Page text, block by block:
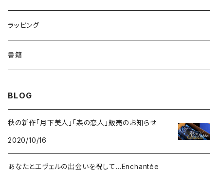
テキスト入
ローズ
さくら
ネイチャー
リーフ
メルヘン
レース
数量限定
季節限定
ラッピング
書籍
BLOG
秋の新作「月下美人」「森の恋人」販売のお知らせ
2020/10/16
あなたとエヴェルの出会いを祝して…Enchantée